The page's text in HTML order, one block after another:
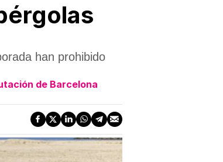
han prohibido
de Barcelona